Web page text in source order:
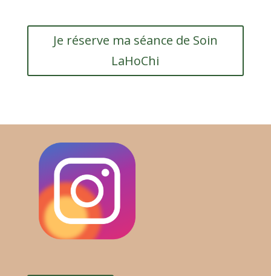
Je réserve ma séance de Soin
LaHoChi